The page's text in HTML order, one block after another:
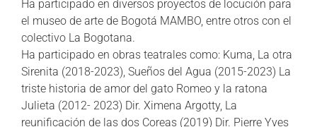
Ha participado en diversos proyectos de locución para
el museo de arte de Bogotá MAMBO, entre otros con el
colectivo La Bogotana.
Ha participado en obras teatrales como: Kuma, La otra
Sirenita (2018-2023), Sueños del Agua (2015-2023) La
triste historia de amor del gato Romeo y la ratona
Julieta (2012- 2023) Dir. Ximena Argotty, La
reunificación de las dos Coreas (2019) Dir. Pierre Yves